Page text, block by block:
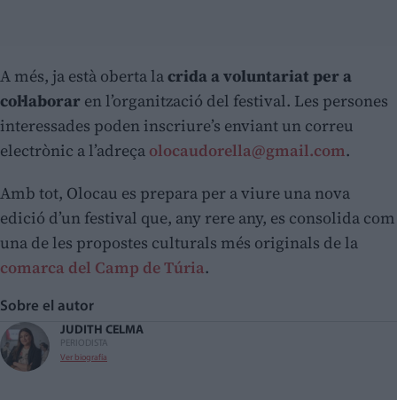
A més, ja està oberta lacrida a voluntariat per a
col·laborar en l’organització del festival. Les persones
interessades poden inscriure’s enviant un correu
electrònic a l’adreça olocaudorella@gmail.com.
Amb tot, Olocau es prepara per a viure una nova
edició d’un festival que, any rere any, es consolida com
una de les propostes culturals més originals de la
comarca del Camp de Túria.
Sobre el autor
JUDITH CELMA
PERIODISTA
Ver biografía